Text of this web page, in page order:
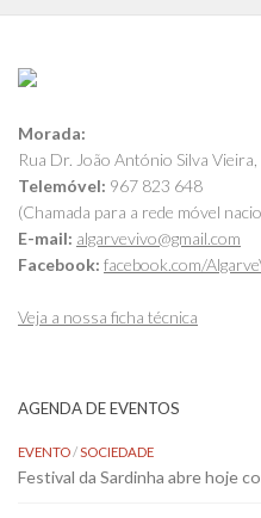
Morada:
Rua Dr. João António Silva
Telemóvel: 967 823 648
(Chamada para a rede móvel
E-mail: algarvevivo@gmail.com
Facebook: facebook.com/
Veja a nossa ficha técnica
AGENDA DE EVENTOS
EVENTO/SOCIEDADE
Festival da Sardinha abre hoje